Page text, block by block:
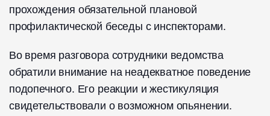
прохождения обязательной плановой
профилактической беседы с инспекторами.
Во время разговора сотрудники ведомства
обратили внимание на неадекватное поведение
подопечного. Его реакции и жестикуляция
свидетельствовали о возможном опьянении.